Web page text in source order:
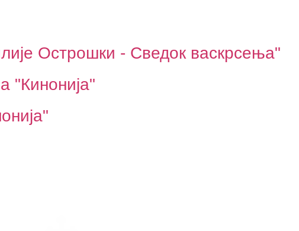
Острошки - Сведок васкрсења"
"Кинонија"